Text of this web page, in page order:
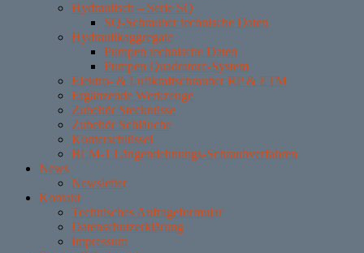
Hydraulisch – Serie SQ
SQ-Schrauber technische Daten
Hydraulikaggregate
Pumpen technische Daten
Pumpen Quadratorc-System
Elektro- & Luftkraftschrauber RP & ETM
Ergänzende Werkzeuge
Zubehör Stecknüsse
Zubehör Schläuche
Konterschlüssel
BLM-1 Längendehnungs-Schraubverfahren
News
Newsletter
Kontakt
Technisches Anfrageformular
Datenschutzerklärung
Impressum